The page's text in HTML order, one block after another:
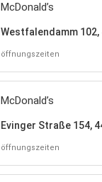
McDonald’s
Westfalendamm
öffnungszeiten
McDonald’s
Evinger Straße 154,
öffnungszeiten